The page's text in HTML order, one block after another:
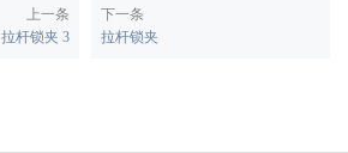
上一条
拉杆锁夹 3
下一条
拉杆锁夹